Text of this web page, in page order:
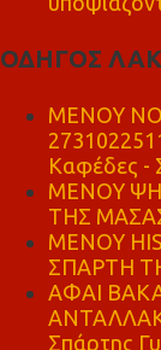
ΟΔΗΓΟΣ
MENOY
Καφέδες -
ΜΕΝΟΥ
ΤΗΣ
ΜΕΝΟΥ
ΣΠΑΡΤΗ
ΑΦΑΙ
Σπάρτης